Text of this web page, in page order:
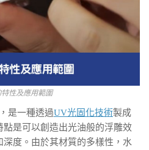
性及應用範圍
，是一種透過UV光固化技術製成
是可以創造出光油般的浮雕效
度。由於其材質的多樣性，水